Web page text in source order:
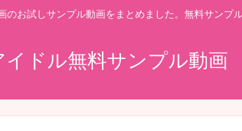
お試しサンプル動画をまとめました。無料サンプ
イドル無料サンプル動画